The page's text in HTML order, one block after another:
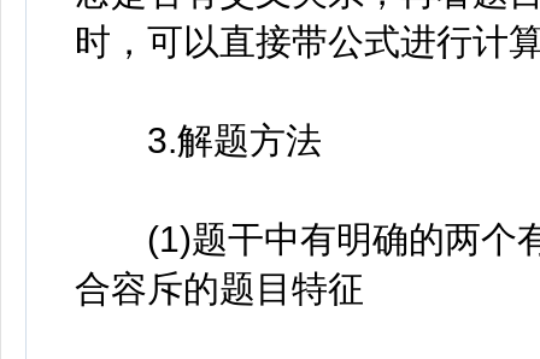
时，可以直接带公式进行计
3.解题方法
(1)题干中有明确的两个
合容斥的题目特征